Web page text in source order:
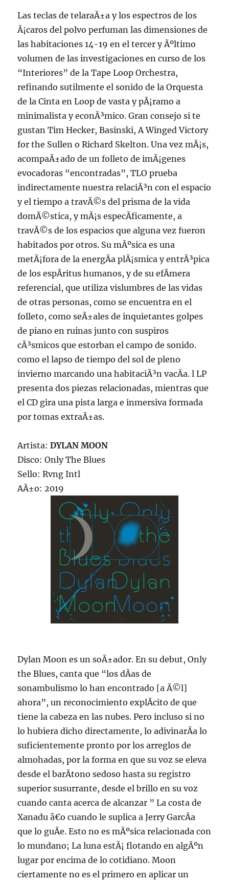
Las teclas de telaraÃ±a y los espectros de los
Ã¡caros del polvo perfuman las dimensiones de
las habitaciones 14-19 en el tercer y Ãºltimo
volumen de las investigaciones en curso de los
“Interiores” de la Tape Loop Orchestra,
refinando sutilmente el sonido de la Orquesta
de la Cinta en Loop de vasta y pÃ¡ramo a
minimalista y econÃ³mico. Gran consejo si te
gustan Tim Hecker, Basinski, A Winged Victory
for the Sullen o Richard Skelton. Una vez mÃ¡s,
acompaÃ±ado de un folleto de imÃ¡genes
evocadoras “encontradas”, TLO prueba
indirectamente nuestra relaciÃ³n con el espacio
y el tiempo a travÃ©s del prisma de la vida
domÃ©stica, y mÃ¡s especÃ­ficamente, a
travÃ©s de los espacios que alguna vez fueron
habitados por otros. Su mÃºsica es una
metÃ¡fora de la energÃ­a plÃ¡smica y entrÃ³pica
de los espÃ­ritus humanos, y de su efÃ­mera
referencial, que utiliza vislumbres de las vidas
de otras personas, como se encuentra en el
folleto, como seÃ±ales de inquietantes golpes
de piano en ruinas junto con suspiros
cÃ³smicos que estorban el campo de sonido.
como el lapso de tiempo del sol de pleno
invierno marcando una habitaciÃ³n vacÃ­a. l LP
presenta dos piezas relacionadas, mientras que
el CD gira una pista larga e inmersiva formada
por tomas extraÃ±as.
Artista:DYLAN MOON
Disco: Only The Blues
Sello: Rvng Intl
AÃ±o: 2019
Dylan Moon es un soÃ±ador. En su debut, Only
the Blues, canta que “los dÃ­as de
sonambulismo lo han encontrado [a Ã©l]
ahora”, un reconocimiento explÃ­cito de que
tiene la cabeza en las nubes. Pero incluso si no
lo hubiera dicho directamente, lo adivinarÃ­a lo
suficientemente pronto por los arreglos de
almohadas, por la forma en que su voz se eleva
desde el barÃ­tono sedoso hasta su registro
superior susurrante, desde el brillo en su voz
cuando canta acerca de alcanzar ” La costa de
Xanadu â€o cuando le suplica a Jerry GarcÃ­a
que lo guÃ­e. Esto no es mÃºsica relacionada con
lo mundano; La luna estÃ¡ flotando en algÃºn
lugar por encima de lo cotidiano. Moon
ciertamente no es el primero en aplicar un